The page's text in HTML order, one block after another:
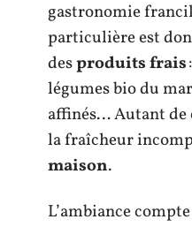
gastronomie
particulière est
desproduits frais
légumes bio du
affinés… Autant de
la fraîcheur
maison.
L’ambiance